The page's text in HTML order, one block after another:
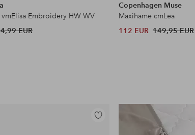
vmElisa Embroidery HW WV
EUR
Copenhagen Muse
Maxihame cmLea
112 EUR 149,95 EUR
Lisää